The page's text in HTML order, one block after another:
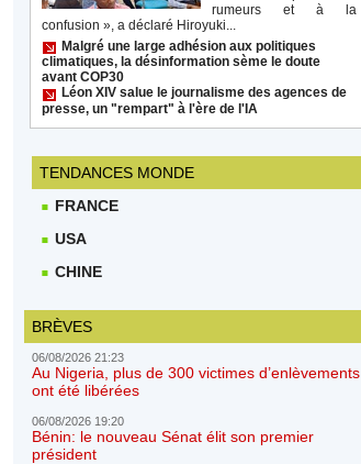
rumeurs et à la
confusion », a déclaré Hiroyuki...
Malgré une large adhésion aux politiques
climatiques, la désinformation sème le doute
avant COP30
Léon XIV salue le journalisme des agences de
presse, un "rempart" à l'ère de l'IA
TENDANCES MONDE
FRANCE
USA
CHINE
BRÈVES
06/08/2026 21:23
Au Nigeria, plus de 300 victimes d’enlèvements
ont été libérées
06/08/2026 19:20
Bénin: le nouveau Sénat élit son premier
président